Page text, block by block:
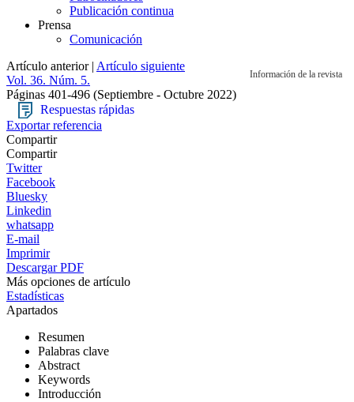
Publicación continua
Prensa
Comunicación
Información de la revista
Artículo anterior| Artículo siguiente
Vol. 36. Núm. 5.
Páginas 401-496 (Septiembre - Octubre 2022)
Respuestas rápidas
Exportar referencia
Compartir
Compartir
Twitter
Facebook
Bluesky
Linkedin
whatsapp
E-mail
Imprimir
Descargar PDF
Más opciones de artículo
Estadísticas
Apartados
Resumen
Palabras clave
Abstract
Keywords
Introducción